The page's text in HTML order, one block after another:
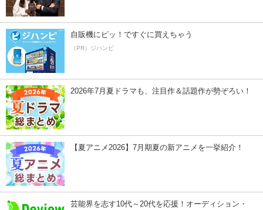
自販機にピッ！ですぐに買えちゃう
（PR）ジハンピ
2026年7月夏ドラマも、注目作＆話題作が勢ぞろい！
【夏アニメ2026】7月期夏の新アニメを一挙紹介！
芸能界を志す10代～20代を応援！オーディション・